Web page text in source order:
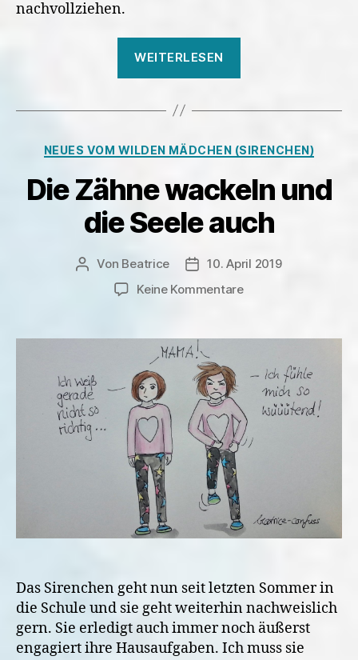
nachvollziehen.
WEITERLESEN
falsch
Kategorien
NEUES VOM WILDEN MÄDCHEN (SIRENCHEN)
Die Zähne wackeln und
die Seele auch
Beitragsautor
Von Beatrice Veröffentlichungsdatum
10. April 2019
Keine Kommentarezu
wackeln
die
Seele
auch
Das Sirenchen geht nun seit letzten Sommer in
die Schule und sie geht weiterhin nachweislich
gern. Sie erledigt auch immer noch äußerst
engagiert ihre Hausaufgaben. Ich muss sie